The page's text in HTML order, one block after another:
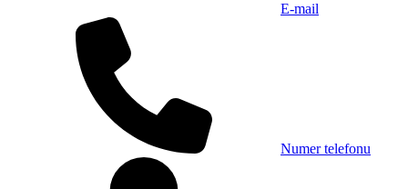
E-mail
Numer telefonu